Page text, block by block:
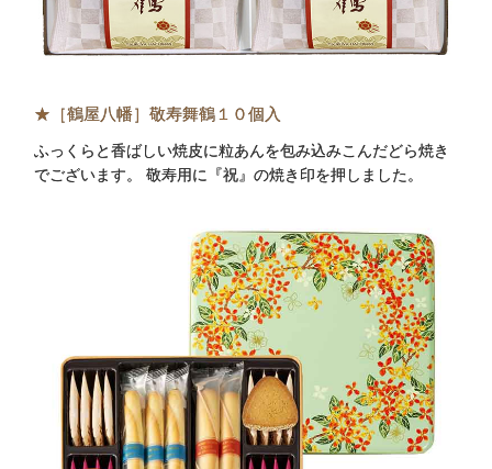
★［鶴屋八幡］敬寿舞鶴１０個入
ふっくらと香ばしい焼皮に粒あんを包み込みこんだどら焼き
でございます。 敬寿用に『祝』の焼き印を押しました。